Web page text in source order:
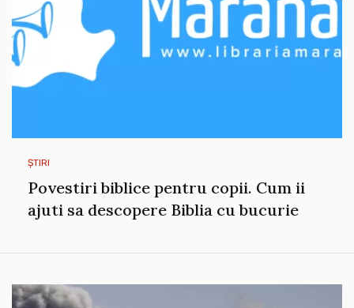
ȘTIRI
Povestiri biblice pentru copii. Cum ii
ajuti sa descopere Biblia cu bucurie